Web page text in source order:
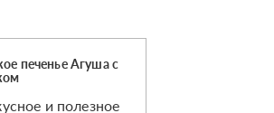
печенье Агуша с